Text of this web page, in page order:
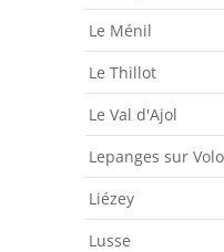
Le Ménil
Le Thillot
Le Val d'Ajol
Lepanges sur
Liézey
Lusse